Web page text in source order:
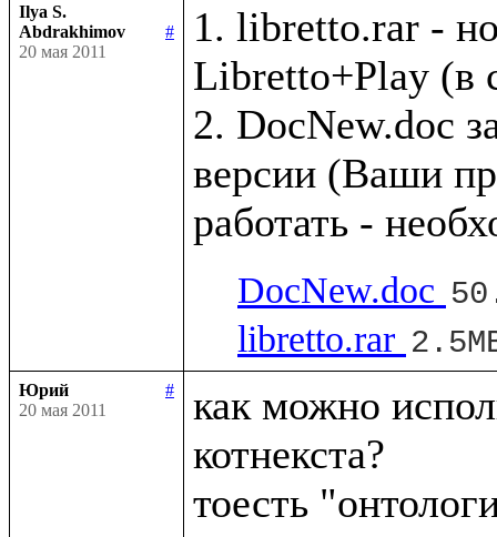
Ilya S.
Abdrakhimov
#
20 мая 2011
1. libretto.rar -
Libretto+Play (в
2. DocNew.doc
версии (Ваши
DocNew.doc
libretto.rar
Юрий
#
20 мая 2011
как можно
котнекста?